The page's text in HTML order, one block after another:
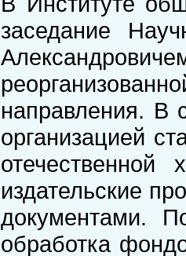
заседание
направления. В
организацией
издательские
документами.
обработка